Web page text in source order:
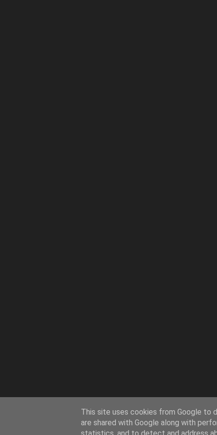
This site uses cookies from Google to
are shared with Google along with